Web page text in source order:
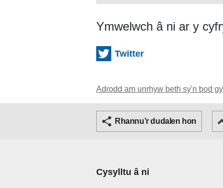
Ymwelwch â ni ar y
Twitter
Adrodd am unrhyw beth sy'n bod
Rhannu’r dudalen hon
Footer Primary
Cysylltu â ni